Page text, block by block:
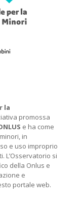
la
promossa
e ha come
in
e uso improprio
L’Osservatorio si
della Onlus e
e
portale web.